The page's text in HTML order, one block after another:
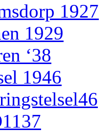
1927
1929
‘38
1946